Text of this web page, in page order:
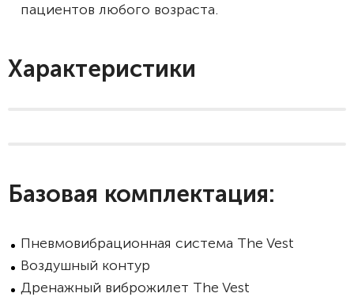
пациентов любого возраста.
Характеристики
Базовая комплектация:
Пневмовибрационная система The Vest
Воздушный контур
Дренажный виброжилет The Vest